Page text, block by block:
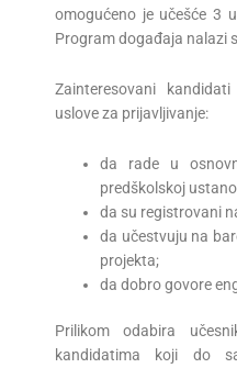
omogućeno je učešće 3
Program događaja nalazi
Zainteresovani
uslove za prijavljivanje:
da rade u
predškolskoj
da su registrovani
da učestvuju na
projekta;
da dobro govore
Prilikom odabira
kandidatima koji do